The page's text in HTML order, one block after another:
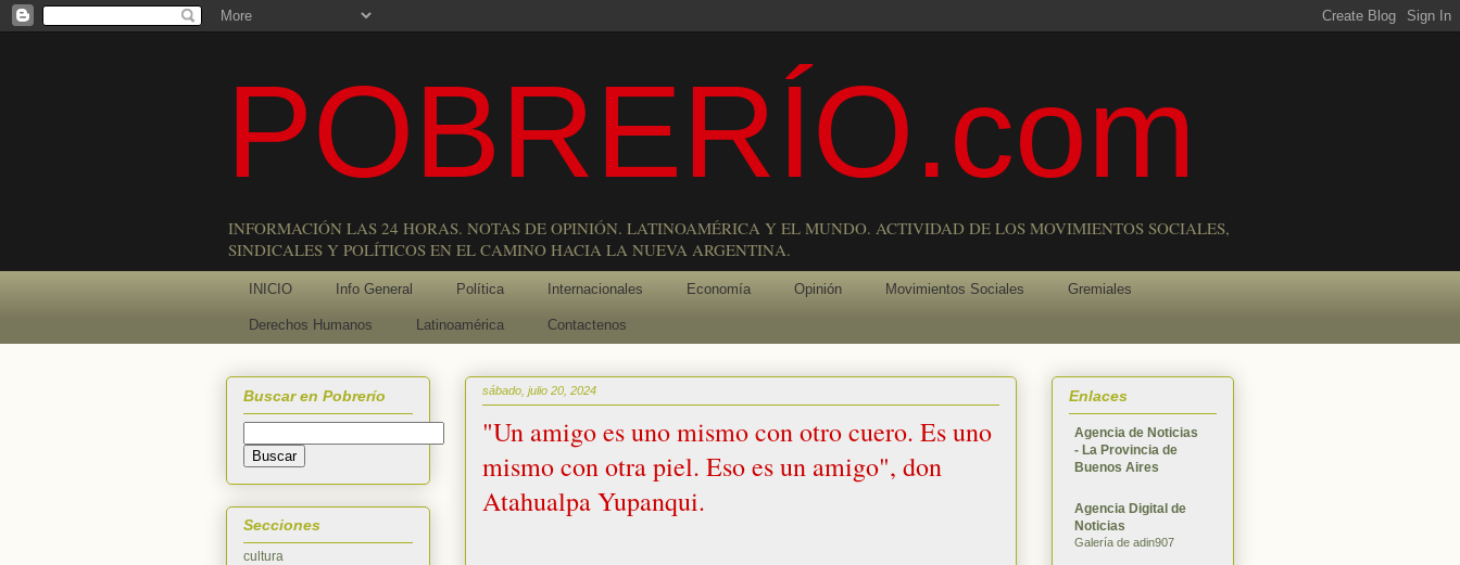
POBRERÍO.com
INFORMACIÓN LAS 24 HORAS. NOTAS DE OPINIÓN. LATINOAMÉRICA Y EL MUNDO. ACTIVIDAD DE LOS MOVIMIENTOS SOCIALES,
SINDICALES Y POLÍTICOS EN EL CAMINO HACIA LA NUEVA ARGENTINA.
INICIO Info General Política Internacionales Economía Opinión Movimientos Sociales Gremiales
Derechos Humanos Latinoamérica Contactenos
sábado, julio 20, 2024
"Un amigo es uno mismo con otro cuero. Es uno
mismo con otra piel. Eso es un amigo", don
Atahualpa Yupanqui.
Buscar en Pobrerío
Secciones
cultura
Enlaces
Agencia de Noticias
- La Provincia de
Buenos Aires
Agencia Digital de
Noticias
Galería de adin907